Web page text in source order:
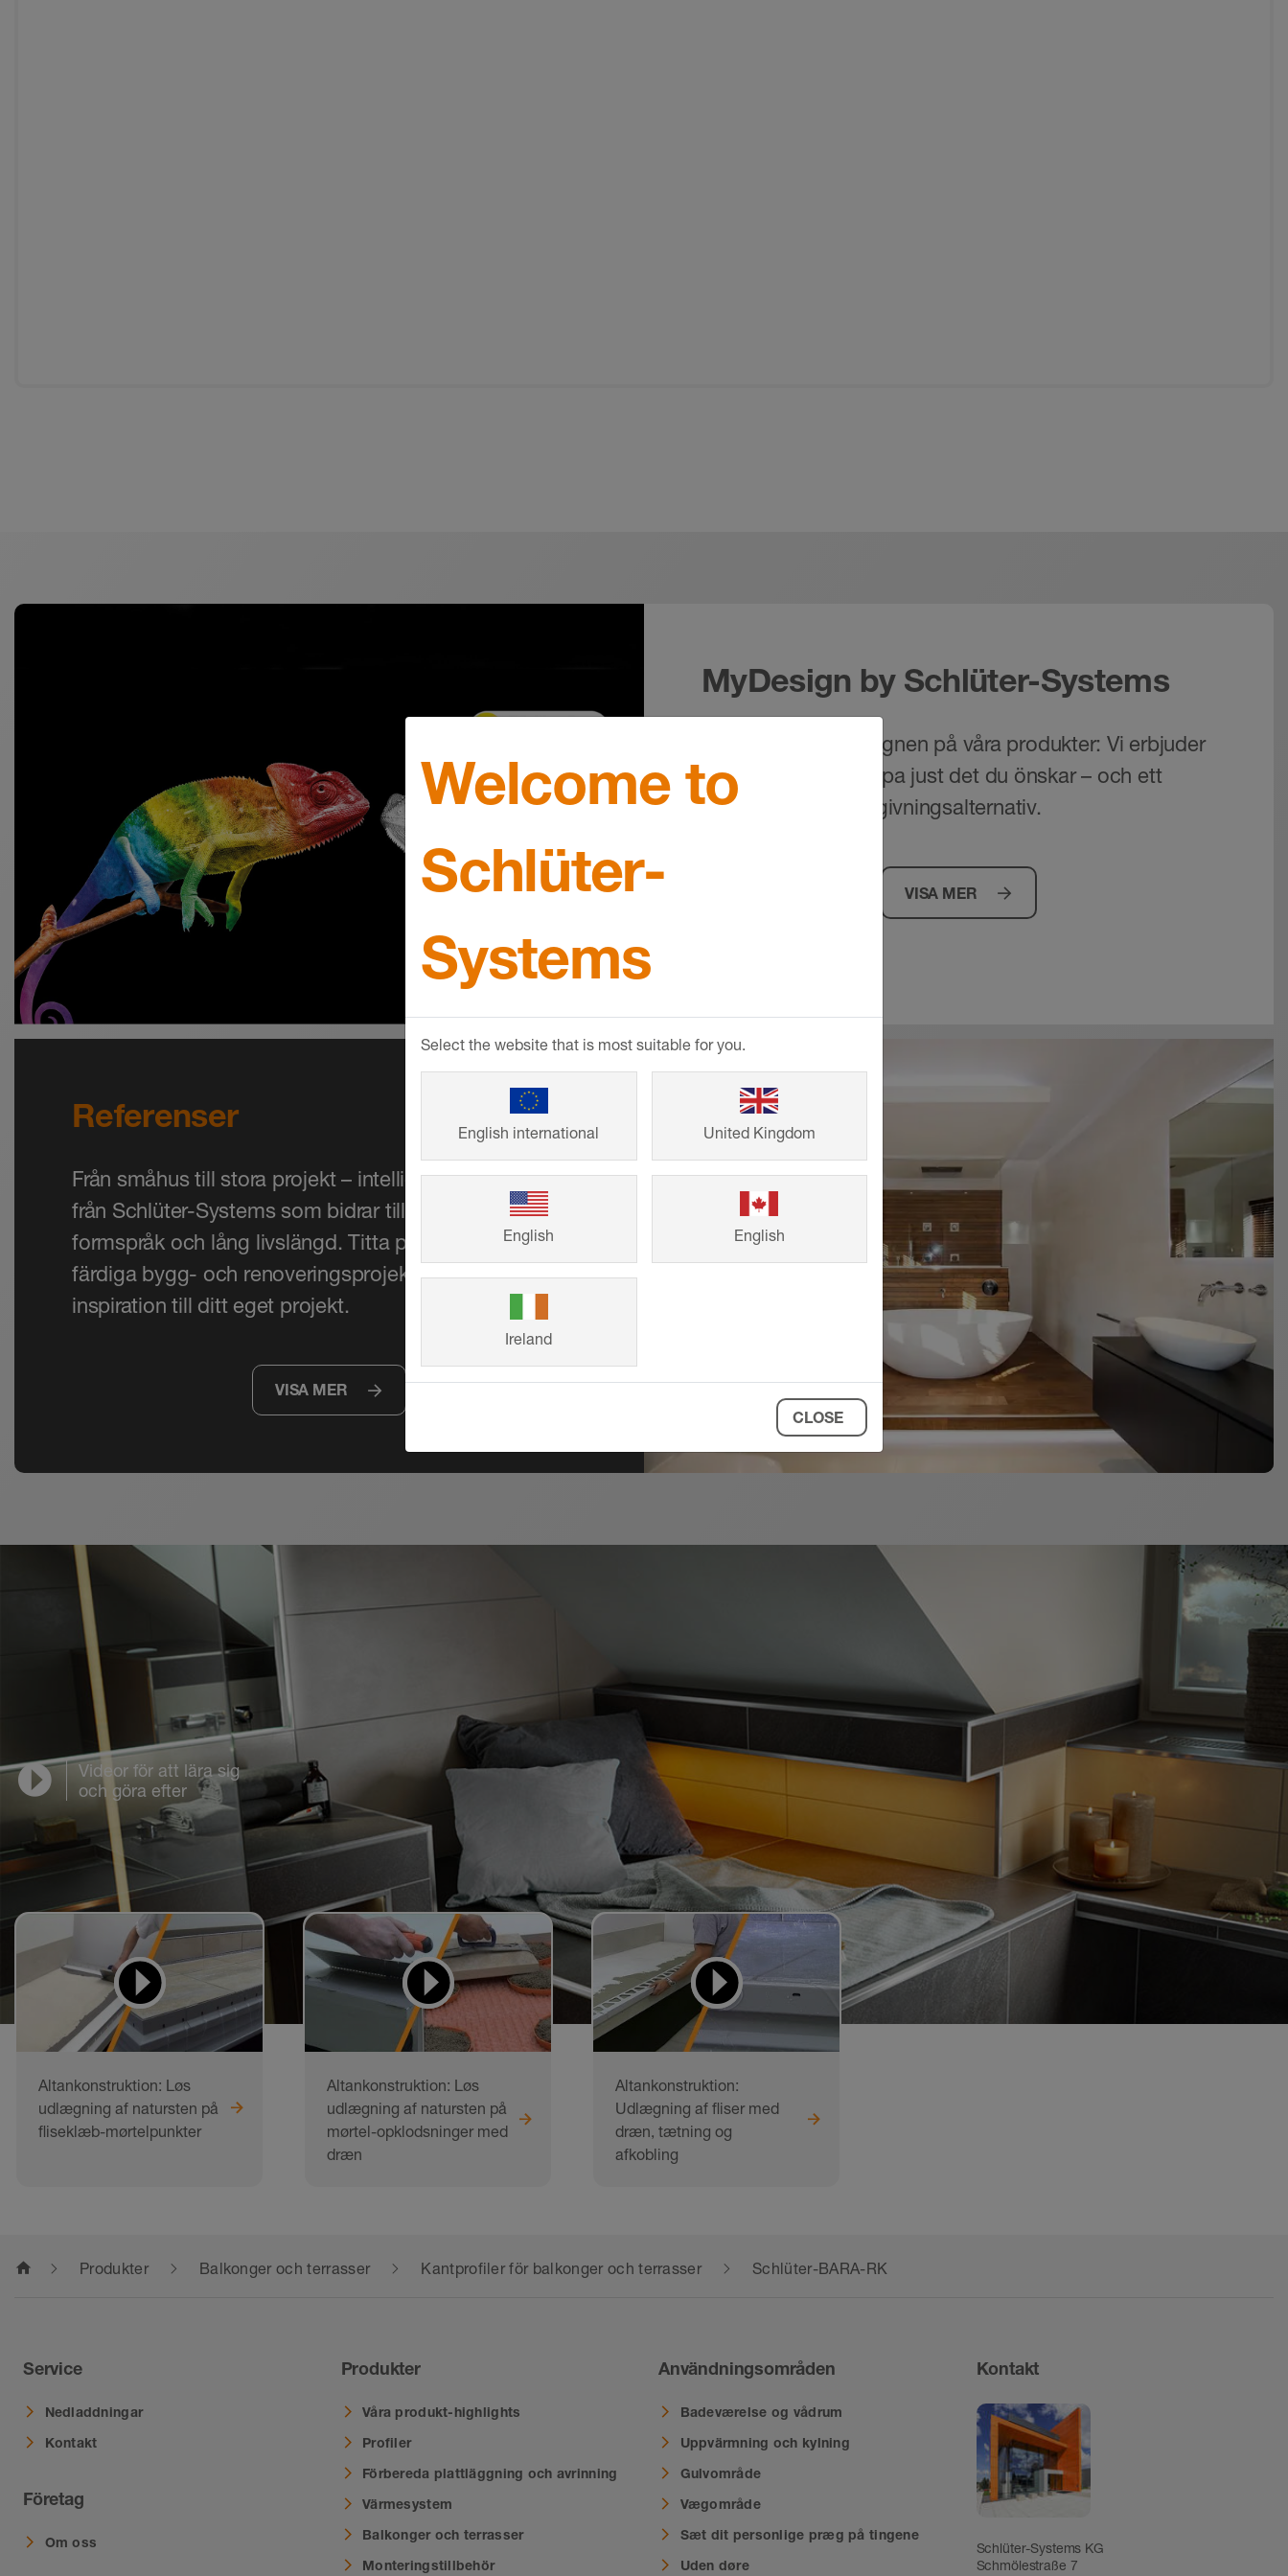
MyDesign by Schlüter-Systems
Du bestämmer designen på våra produkter: Vi erbjuder
tre olika sätt att skapa just det du önskar – och ett
oändligt antal formgivningsalternativ.
VISA MER
Referenser
Från småhus till stora projekt – intelligenta lösningar
från Schlüter-Systems som bidrar till ett snyggt
formspråk och lång livslängd. Titta på andra kunders
färdiga bygg- och renoveringsprojekt och hämta
inspiration till ditt eget projekt.
VISA MER
Videor för att lära sig
och göra efter
Altankonstruktion: Løs
udlægning af natursten på
fliseklæb-mørtelpunkter
Altankonstruktion: Løs
udlægning af natursten på
mørtel-opklodsninger med
dræn
Altankonstruktion:
Udlægning af fliser med
dræn, tætning og
afkobling
home Produkter Balkonger och terrasser Kantprofiler för balkonger och terrasser Schlüter-BARA-RK
Service
Nedladdningar
Kontakt
Företag
Om oss
Produkter
Våra produkt-highlights
Profiler
Förbereda plattläggning och avrinning
Värmesystem
Balkonger och terrasser
Monteringstillbehör
Användningsområden
Badeværelse og vådrum
Uppvärmning och kylning
Gulvområde
Vægområde
Sæt dit personlige præg på tingene
Uden døre
Kontakt
Schlüter-Systems KG
Schmölestraße 7
Welcome to
Schlüter-
Systems
Select the website that is most suitable for you.
English international United Kingdom
English English
Ireland
CLOSE